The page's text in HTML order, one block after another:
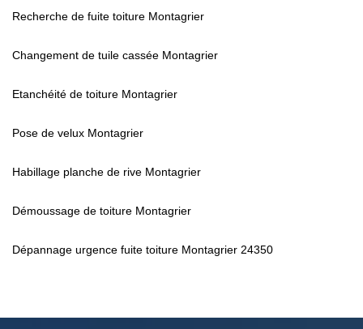
Recherche de fuite toiture Montagrier
Changement de tuile cassée Montagrier
Etanchéité de toiture Montagrier
Pose de velux Montagrier
Habillage planche de rive Montagrier
Démoussage de toiture Montagrier
Dépannage urgence fuite toiture Montagrier 24350